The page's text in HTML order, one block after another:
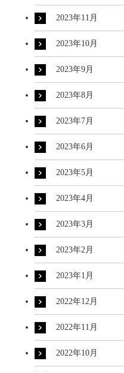
2023年11月
2023年10月
2023年9月
2023年8月
2023年7月
2023年6月
2023年5月
2023年4月
2023年3月
2023年2月
2023年1月
2022年12月
2022年11月
2022年10月